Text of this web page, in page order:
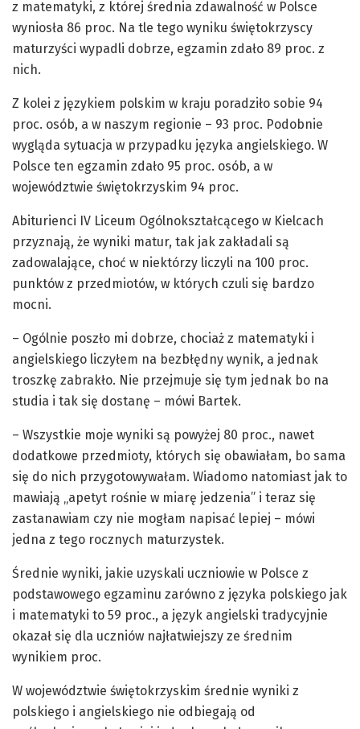
z matematyki, z której średnia zdawalność w Polsce
wyniosła 86 proc. Na tle tego wyniku świętokrzyscy
maturzyści wypadli dobrze, egzamin zdało 89 proc. z
nich.
Z kolei z językiem polskim w kraju poradziło sobie 94
proc. osób, a w naszym regionie – 93 proc. Podobnie
wygląda sytuacja w przypadku języka angielskiego. W
Polsce ten egzamin zdało 95 proc. osób, a w
województwie świętokrzyskim 94 proc.
Abiturienci IV Liceum Ogólnokształcącego w Kielcach
przyznają, że wyniki matur, tak jak zakładali są
zadowalające, choć w niektórzy liczyli na 100 proc.
punktów z przedmiotów, w których czuli się bardzo
mocni.
– Ogólnie poszło mi dobrze, chociaż z matematyki i
angielskiego liczyłem na bezbłędny wynik, a jednak
troszkę zabrakło. Nie przejmuje się tym jednak bo na
studia i tak się dostanę – mówi Bartek.
– Wszystkie moje wyniki są powyżej 80 proc., nawet
dodatkowe przedmioty, których się obawiałam, bo sama
się do nich przygotowywałam. Wiadomo natomiast jak to
mawiają „apetyt rośnie w miarę jedzenia” i teraz się
zastanawiam czy nie mogłam napisać lepiej – mówi
jedna z tego rocznych maturzystek.
Średnie wyniki, jakie uzyskali uczniowie w Polsce z
podstawowego egzaminu zarówno z języka polskiego jak
i matematyki to 59 proc., a język angielski tradycyjnie
okazał się dla uczniów najłatwiejszy ze średnim
wynikiem proc.
W województwie świętokrzyskim średnie wyniki z
polskiego i angielskiego nie odbiegają od